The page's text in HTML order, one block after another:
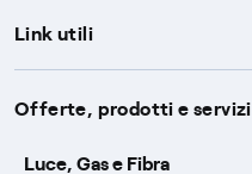
Link utili
Assistenza
Avvisi
Servizi
Offerte, prodotti e servizi
Luce, Gas e Fibra